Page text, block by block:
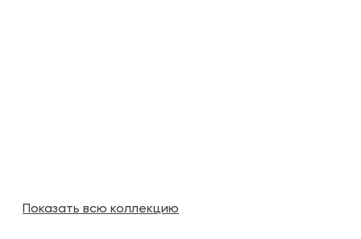
Показать всю коллекцию